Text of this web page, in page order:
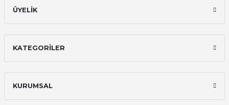
ÜYELİK
KATEGORİLER
KURUMSAL